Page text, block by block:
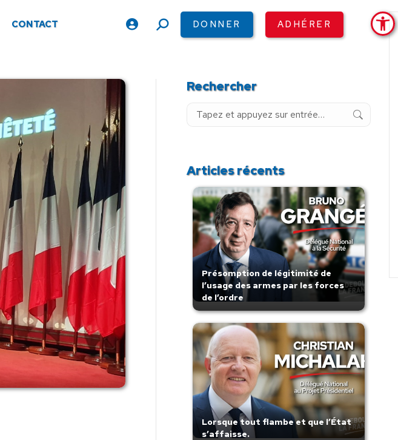
CONTACT
RechercheDONNER ADHÉRER
Rechercher
Recherche
Articles récents
Présomption de légitimité de
l’usage des armes par les forces
de l’ordre
Lorsque tout flambe et que l’État
s’affaisse.